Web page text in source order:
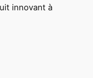
innovant à